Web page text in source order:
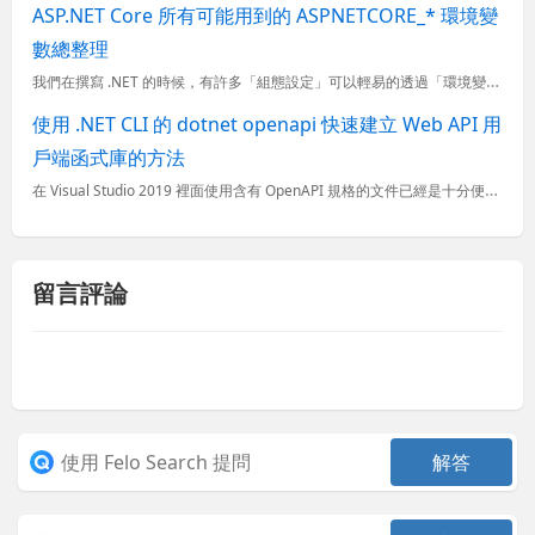
ASP.NET Core 所有可能用到的 ASPNETCORE_* 環境變
數總整理
我們在撰寫 .NET 的時候，有許多「組態設定」可以輕易的透過「環境變數」來進行調整或變更，這裡同時也包含了 ASP.NET Core 內建的許多 ASPNETCORE_ 開頭的內建環境變數名稱，可以
使用 .NET CLI 的 dotnet openapi 快速建立 Web API 用
戶端函式庫的方法
在 Visual Studio 2019 裡面使用含有 OpenAPI 規格的文件已經是十分便利，只要規格寫的好，Web API 用戶端函式庫只要一秒鐘就可以產生。但其實這些好用的功能背後都是靠 MS
留言評論